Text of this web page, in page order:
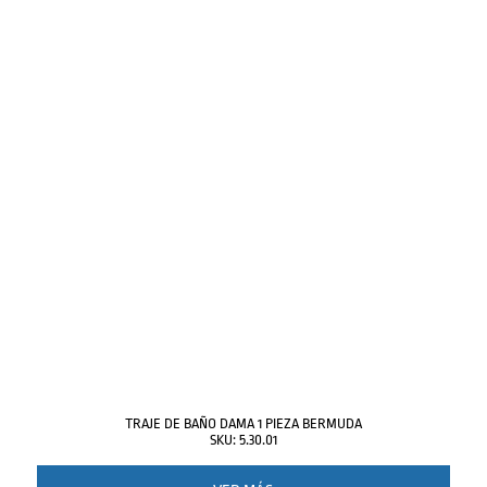
TRAJE DE BAÑO DAMA 1 PIEZA BERMUDA
SKU: 5.30.01